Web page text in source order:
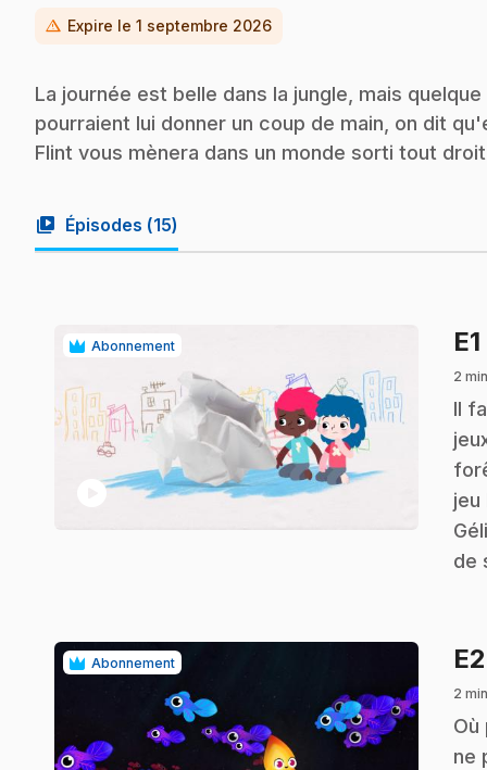
warning Expire le 1 septembre 2026
La journée est belle dans la jungle, mais
pourraient lui donner un coup de main, on dit
Flint vous mènera dans un monde sorti tout
video_library Épisodes (15)
Abonnement
play_circle
E1
2
.Il
jeu
de
Abonnement E2
2
.Où
ne